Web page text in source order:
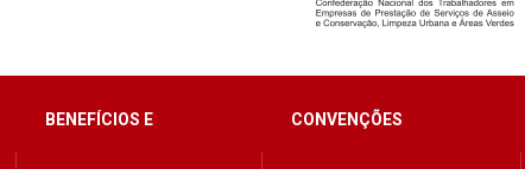
BENEFÍCIOS E CONVENÇÕES